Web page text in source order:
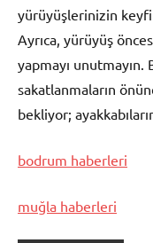
yürüyüşlerinizin
Ayrıca, yürüyüş
yapmayı unutmayın.
sakatlanmaların
bekliyor;
bodrum haberleri
muğla haberleri